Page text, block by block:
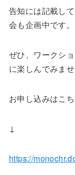
告知には記載し
会も企画中です。
ぜひ、ワークシ
に楽しんでみま
お申し込みはこ
↓
https://